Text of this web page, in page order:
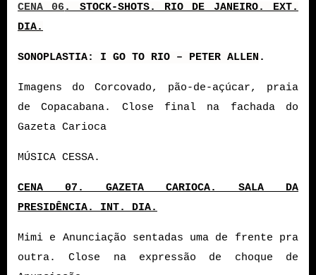
CENA 06 . STOCK-SHOTS. RIO DE JANEIRO. EXT.
DIA.
SONOPLASTIA: I GO TO RIO – PETER ALLEN .
Imagens do Corcovado, pão-de-açúcar, praia
de Copacabana. Close final na fachada do
Gazeta Carioca
MÚSICA CESSA.
CENA 07. GAZETA CARIOCA. SALA DA
PRESIDÊNCIA. INT. DIA.
Mimi e Anunciação sentadas uma de frente pra
outra. Close na expressão de choque de